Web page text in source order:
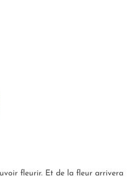
fleurir. Et de la fleur arrivera